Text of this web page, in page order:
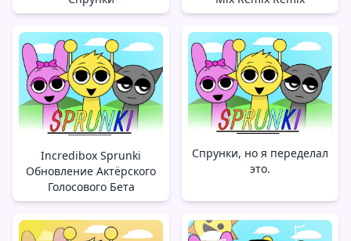
Incredibox Sprunki
Обновление Актёрского
Голосового Бета
Спрунки, но я переделал
это.